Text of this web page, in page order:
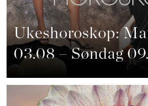
Ukeshoroskop:
03.08 – Søndag